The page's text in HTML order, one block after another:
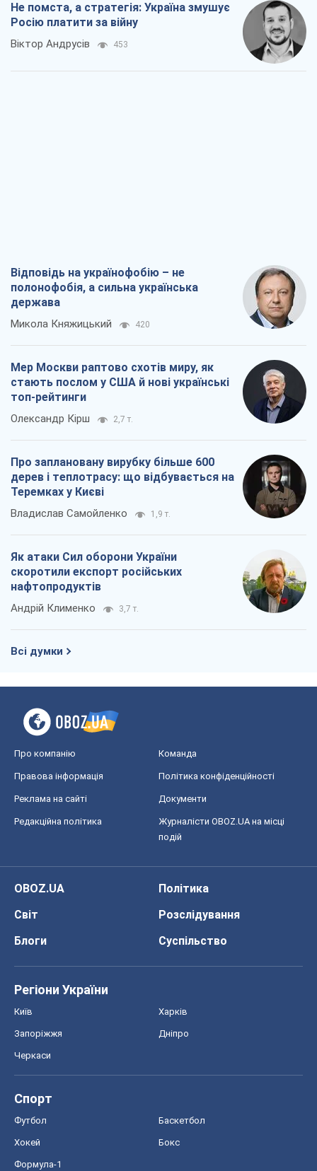
Не помста, а стратегія: Україна змушує
Росію платити за війну
Віктор Андрусів 453
Відповідь на українофобію – не
полонофобія, а сильна українська
держава
Микола Княжицький 420
Мер Москви раптово схотів миру, як
стають послом у США й нові українські
топ-рейтинги
Олександр Кірш 2,7 т.
Про заплановану вирубку більше 600
дерев і теплотрасу: що відбувається на
Теремках у Києві
Владислав Самойленко 1,9 т.
Як атаки Сил оборони України
скоротили експорт російських
нафтопродуктів
Андрій Клименко 3,7 т.
Всі думки
Про компанію Команда
Правова інформація Політика конфіденційності
Реклама на сайті Документи
Редакційна політика
Журналісти OBOZ.UA на місці
подій
OBOZ.UA
Політика
Світ
Розслідування
Блоги
Суспільство
Регіони України
Київ Харків
Запоріжжя Дніпро
Черкаси
Спорт
Футбол Баскетбол
Хокей Бокс
Формула-1